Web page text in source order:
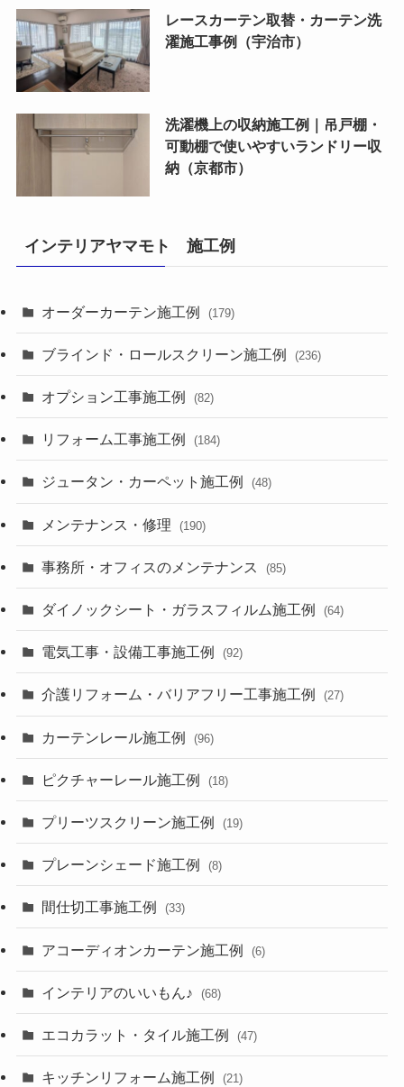
レースカーテン取替・カーテン洗
濯施工事例（宇治市）
洗濯機上の収納施工例｜吊戸棚・
可動棚で使いやすいランドリー収
納（京都市）
インテリアヤマモト 施工例
オーダーカーテン施工例 (179)
ブラインド・ロールスクリーン施工例 (236)
オプション工事施工例 (82)
リフォーム工事施工例 (184)
ジュータン・カーペット施工例 (48)
メンテナンス・修理 (190)
事務所・オフィスのメンテナンス (85)
ダイノックシート・ガラスフィルム施工例 (64)
電気工事・設備工事施工例 (92)
介護リフォーム・バリアフリー工事施工例 (27)
カーテンレール施工例 (96)
ピクチャーレール施工例 (18)
プリーツスクリーン施工例 (19)
プレーンシェード施工例 (8)
間仕切工事施工例 (33)
アコーディオンカーテン施工例 (6)
インテリアのいいもん♪ (68)
エコカラット・タイル施工例 (47)
キッチンリフォーム施工例 (21)